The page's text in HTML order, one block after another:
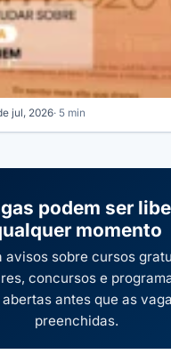
jul, 2026· 5 min
podem ser
momento
avisos sobre cursos
concursos e
antes que as
preenchidas.